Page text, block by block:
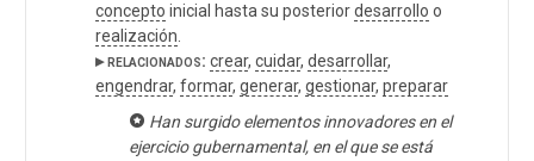
concepto inicial hasta su posteriordesarrollo o
realización
▸ relacionados: crear, cuidar, desarrollar,
engendrar, formar, generar, gestionar, preparar
Han surgido elementos innovadores en el
ejercicio gubernamental, en el que se está